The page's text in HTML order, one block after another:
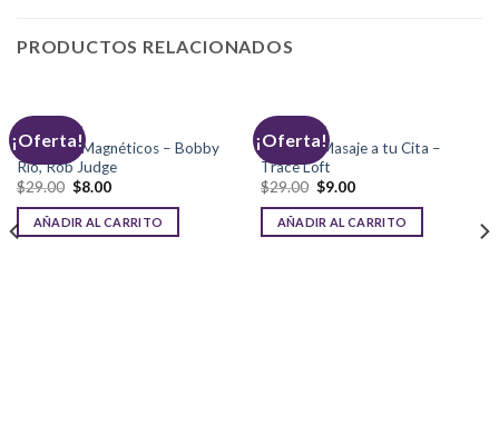
PRODUCTOS RELACIONADOS
¡Oferta!
SEDUCCIÓN
Mensajes Magnéticos – Bobby
Rio, Rob Judge
$29.00 El
original
era:
$8.00El
actual
es:
AÑADIR AL CARRITO
¡Oferta!
SEDUCCIÓN
Hazle un Masaje a tu Cita –
Trace Loft
$29.00 El
original
era:
$9.00El
actual
es:
AÑADIR AL CARRITO